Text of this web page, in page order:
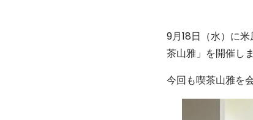
9月18日（水）に
茶山雅」を開催し
今回も喫茶山雅を